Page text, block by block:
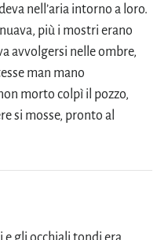
nell’aria intorno a loro.
più i mostri erano
avvolgersi nelle ombre,
man mano
morto colpì il pozzo,
si mosse, pronto al